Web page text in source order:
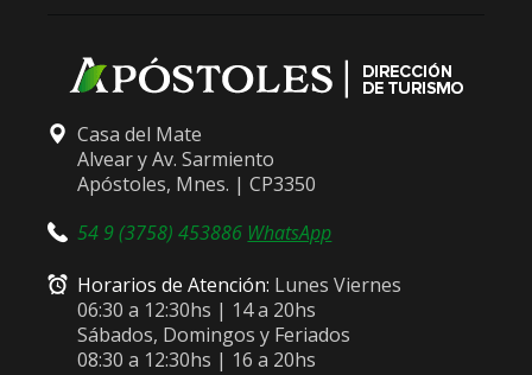
Casa del Mate
Alvear y Av. Sarmiento
Apóstoles, Mnes. | CP3350
54 9 (3758) 453886 WhatsApp
Horarios de Atención: Lunes Viernes
06:30 a 12:30hs | 14 a 20hs
Sábados, Domingos y Feriados
08:30 a 12:30hs | 16 a 20hs